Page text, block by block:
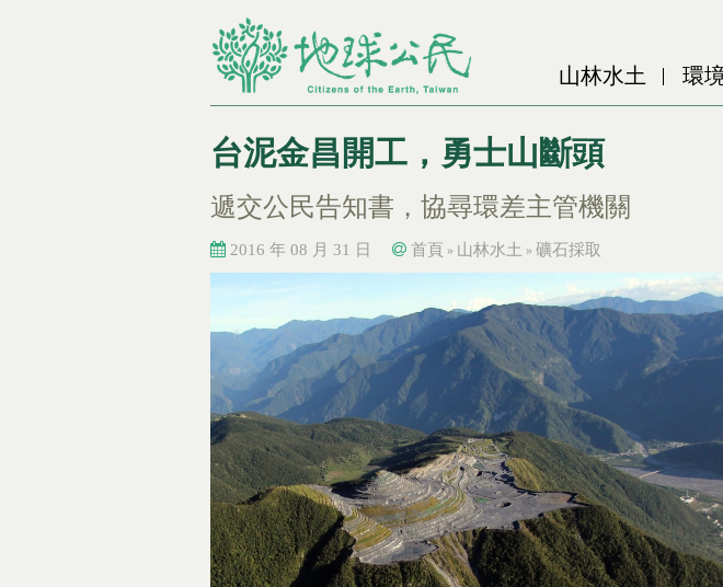
Jump
Jump
山林水土 環
台泥金昌開工，勇士山斷頭
遞交公民告知書，協尋環差主管機關
2016 年 08 月 31 日
您在這裡
首頁 » 山林水土 » 礦石採取
您在這裡